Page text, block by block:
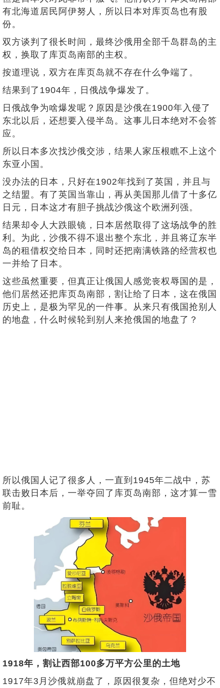
有北海道居民阿伊努人，所以日本对库页岛也有股
份。
双方谈判了很长时间，最终沙俄用全部千岛群岛的主
权，换取了库页岛南部的主权。
按道理说，双方在库页岛就不存在什么争端了。
结果到了1904年，日俄战争爆发了。
日俄战争为啥爆发呢？原因是沙俄在1900年入侵了
东北以后，还想要入侵半岛。这事儿日本绝对不会答
应。
所以日本多次找沙俄交涉，结果人家压根瞧不上这个
东亚小国。
没办法的日本，只好在1902年找到了英国，并且与
之结盟。有了英国当靠山，再从美国那儿借了十多亿
日元，日本这才有胆子挑战沙俄这个欧洲列强。
结果却令人大跌眼镜，日本居然取得了这场战争的胜
利。为此，沙俄不得不退出整个东北，并且将辽东半
岛的租借权交给日本，同时还把南满铁路的经营权也
一并给了日本。
这些虽然重要，但真正让俄国人感觉丧权辱国的是，
他们居然还把库页岛南部，割让给了日本，这在俄国
历史上，是极为罕见的一件事。从来只有俄国抢别人
的地盘，什么时候轮到别人来抢俄国的地盘了？
所以俄国人记了很多人，一直到1945年二战中，苏
联击败日本后，一举夺回了库页岛南部，这才算一雪
前耻。
1918年，割让西部100多万平方公里的土地
1917年3月沙俄就崩盘了，原因很复杂，但绝对少不